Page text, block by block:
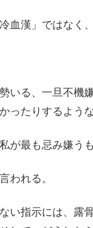
血漢」ではなく
いる、一旦不機
ったりするよう
が最も忌み嫌うも
われる。
い指示には、露